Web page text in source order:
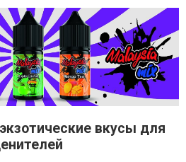
вкусы для